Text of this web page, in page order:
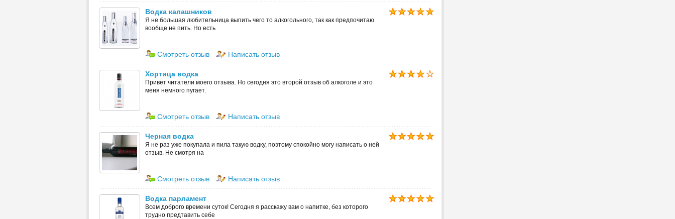
Водка калашников
Я не большая любительница выпить чего то алкогольного, так как предпочитаю
вообще не пить. Но есть
Смотреть отзыв Написать отзыв
Хортица водка
Привет читатели моего отзыва. Но сегодня это второй отзыв об алкоголе и это
меня немного пугает.
Смотреть отзыв Написать отзыв
Черная водка
Я не раз уже покупала и пила такую водку, поэтому спокойно могу написать о ней
отзыв. Не смотря на
Смотреть отзыв Написать отзыв
Водка парламент
Всем доброго времени суток! Сегодня я расскажу вам о напитке, без которого
трудно предтавить себе